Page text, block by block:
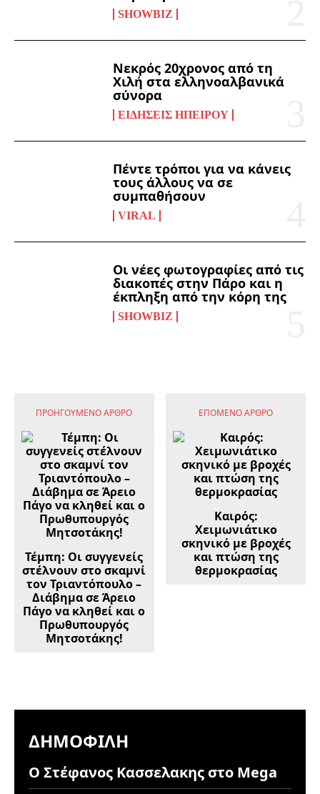
SHOWBIZ
Νεκρός 20χρονος από τη
Χιλή στα ελληνοαλβανικά
σύνορα
ΕΙΔΉΣΕΙΣ ΗΠΕΊΡΟΥ
Πέντε τρόποι για να κάνεις
τους άλλους να σε
συμπαθήσουν
VIRAL
Οι νέες φωτογραφίες από τις
διακοπές στην Πάρο και η
έκπληξη από την κόρη της
SHOWBIZ
ΠΡΟΗΓΟΎΜΕΝΟ ΆΡΘΡΟ
Τέμπη: Οι συγγενείς
στέλνουν στο σκαμνί
τον Τριαντόπουλο –
Διάβημα σε Άρειο
Πάγο να κληθεί και ο
Πρωθυπουργός
Μητσοτάκης!
ΕΠΌΜΕΝΟ ΆΡΘΡΟ
Καιρός:
Χειμωνιάτικο
σκηνικό με βροχές
και πτώση της
θερμοκρασίας
ΔΗΜΟΦΙΛΉ
Ο Στέφανος Κασσελακης στο Mega